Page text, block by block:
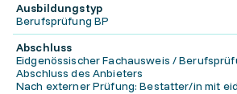
Ausbildungstyp
Berufsprüfung BP
Abschluss
Eidgenössischer Fachausweis /
Abschluss des Anbieters
Nach externer Prüfung: Bestatter/in mit